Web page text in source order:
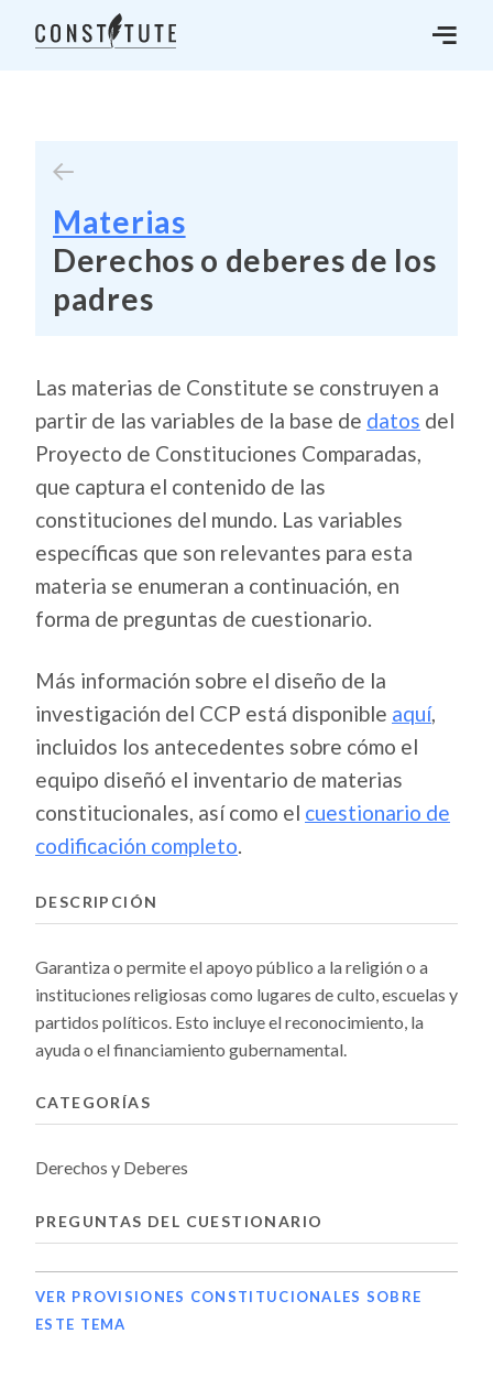
Materias
Derechos o deberes de los
padres
Las materias de Constitute se construyen a
partir de las variables de la base de datos del
Proyecto de Constituciones Comparadas,
que captura el contenido de las
constituciones del mundo. Las variables
específicas que son relevantes para esta
materia se enumeran a continuación, en
forma de preguntas de cuestionario.
Más información sobre el diseño de la
investigación del CCP está disponible aquí,
incluidos los antecedentes sobre cómo el
equipo diseñó el inventario de materias
constitucionales, así como el cuestionario de
codificación completo
DESCRIPCIÓN
Garantiza o permite el apoyo público a la religión o a
instituciones religiosas como lugares de culto, escuelas y
partidos políticos. Esto incluye el reconocimiento, la
ayuda o el financiamiento gubernamental.
CATEGORÍAS
Derechos y Deberes
PREGUNTAS DEL CUESTIONARIO
VER PROVISIONES CONSTITUCIONALES SOBRE
ESTE TEMA